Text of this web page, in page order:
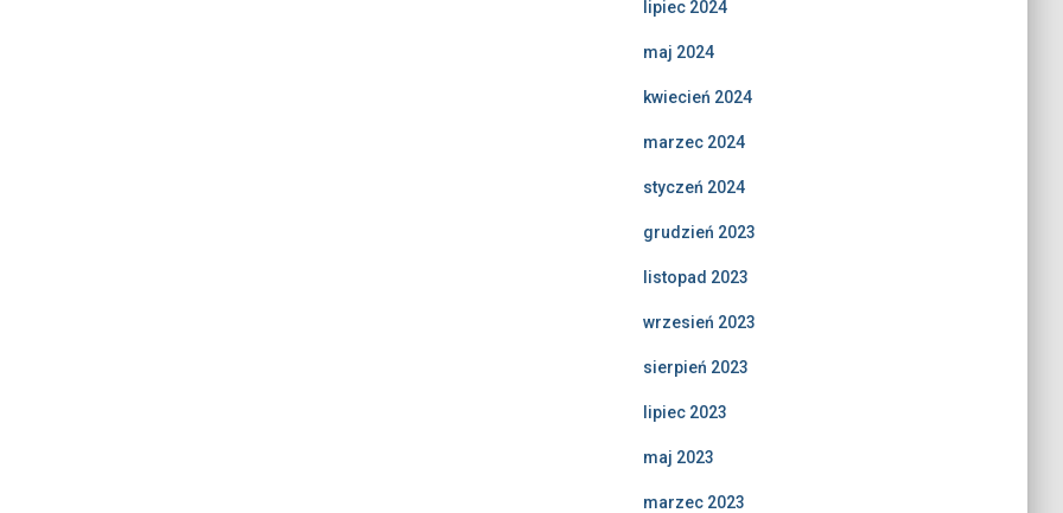
lipiec 2024
maj 2024
kwiecień 2024
marzec 2024
styczeń 2024
grudzień 2023
listopad 2023
wrzesień 2023
sierpień 2023
lipiec 2023
maj 2023
marzec 2023